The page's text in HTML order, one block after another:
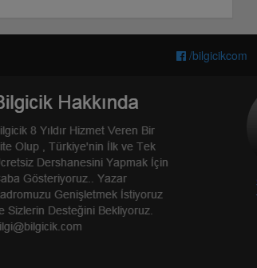
/bilgicikcom